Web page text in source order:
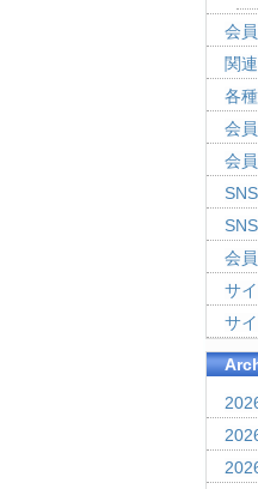
会
関
各
会
会
会
サ
サ